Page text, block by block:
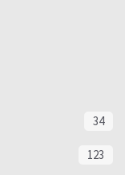
34
123